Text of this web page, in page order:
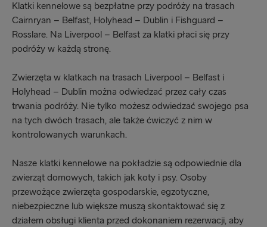
Klatki kennelowe są bezpłatne przy podróży na trasach
Cairnryan – Belfast, Holyhead – Dublin i Fishguard –
Rosslare. Na Liverpool – Belfast za klatki płaci się przy
podróży w każdą stronę.
Zwierzęta w klatkach na trasach Liverpool – Belfast i
Holyhead – Dublin można odwiedzać przez cały czas
trwania podróży. Nie tylko możesz odwiedzać swojego psa
na tych dwóch trasach, ale także ćwiczyć z nim w
kontrolowanych warunkach.
Nasze klatki kennelowe na pokładzie są odpowiednie dla
zwierząt domowych, takich jak koty i psy. Osoby
przewożące zwierzęta gospodarskie, egzotyczne,
niebezpieczne lub większe muszą skontaktować się z
działem obsługi klienta przed dokonaniem rezerwacji, aby